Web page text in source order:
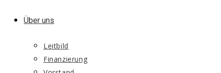
Über uns
Leitbild
Finanzierung